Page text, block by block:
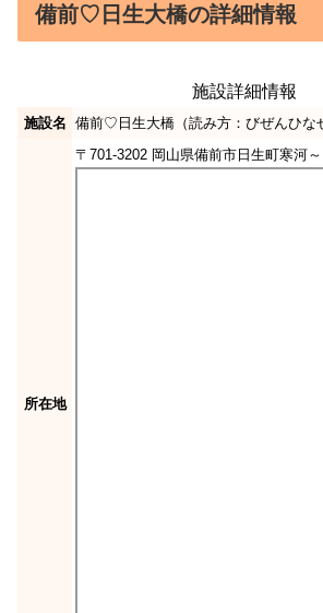
備前♡日生大橋の詳細情報
施設詳細情報
施設名 備前♡日生大橋（読み方：びぜんひな
所在地
〒701-3202 岡山県備前市日生町寒河